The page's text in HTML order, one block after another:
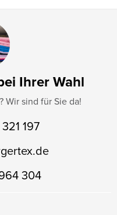
Ihrer Wahl
Wir sind für Sie da!
197
304